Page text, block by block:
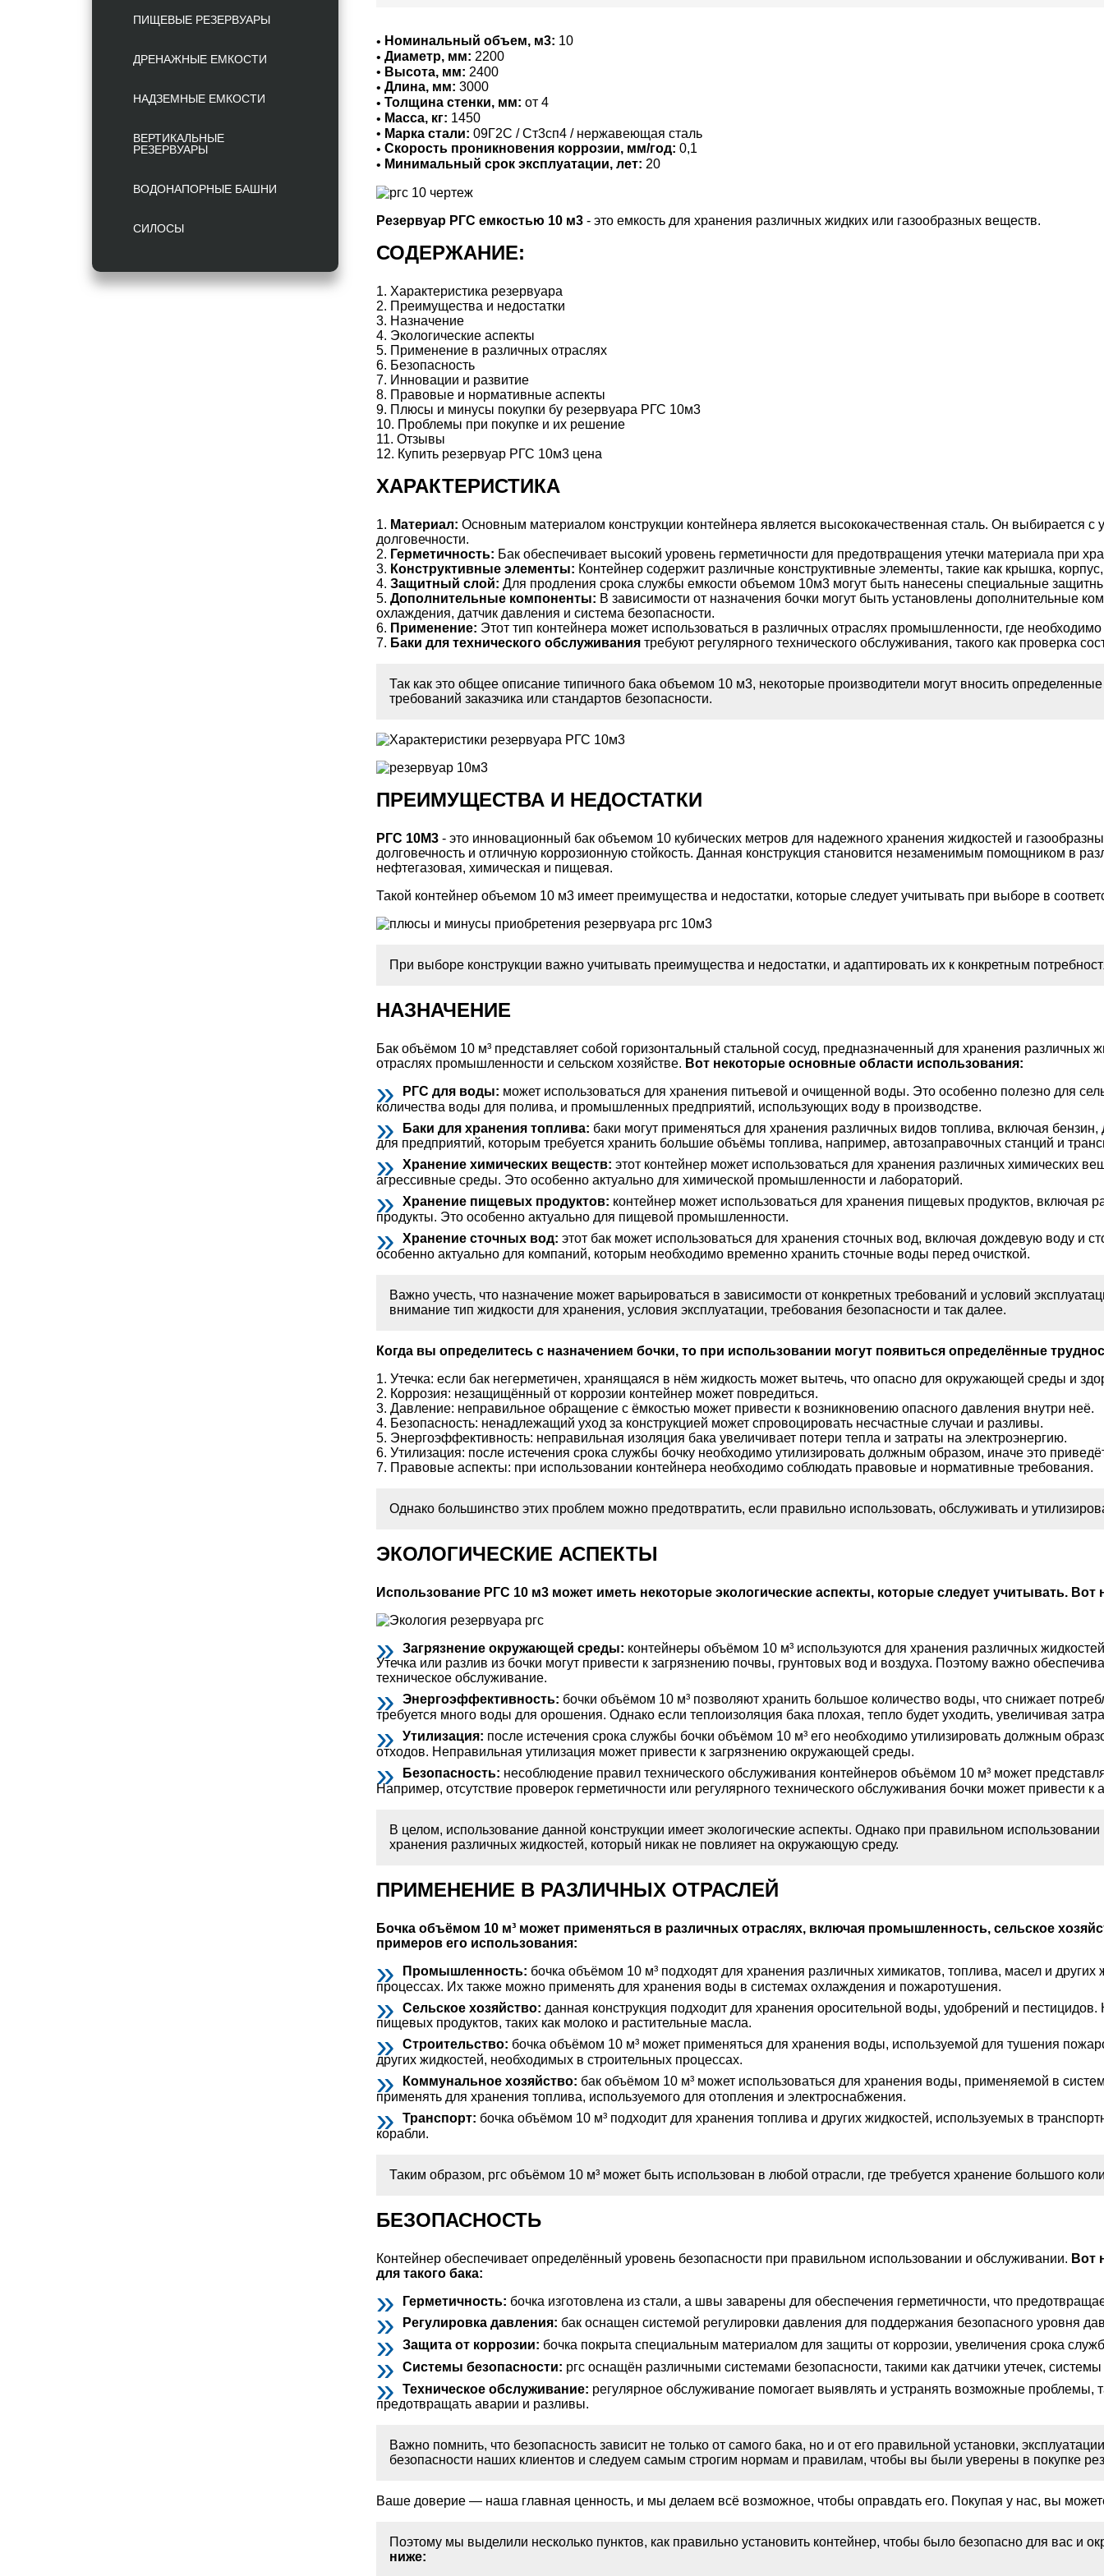
ПИЩЕВЫЕ РЕЗЕРВУАРЫ
ДРЕНАЖНЫЕ ЕМКОСТИ
НАДЗЕМНЫЕ ЕМКОСТИ
ВЕРТИКАЛЬНЫЕ
РЕЗЕРВУАРЫ
ВОДОНАПОРНЫЕ БАШНИ
СИЛОСЫ
Номинальный объем, м3: 10
Диаметр, мм: 2200
Высота, мм: 2400
Длина, мм: 3000
Толщина стенки, мм: от 4
Масса, кг: 1450
Марка стали: 09Г2С / Ст3сп4 / нержавеющая сталь
Скорость проникновения коррозии, мм/год: 0,1
Минимальный срок эксплуатации, лет: 20
Резервуар РГС емкостью 10 м3 - это емкость для хранения различных жидких или газообразных веществ.
СОДЕРЖАНИЕ:
Характеристика резервуара
Преимущества и недостатки
Назначение
Экологические аспекты
Применение в различных отраслях
Безопасность
Инновации и развитие
Правовые и нормативные аспекты
Плюсы и минусы покупки бу резервуара РГС 10м3
Проблемы при покупке и их решение
Отзывы
Купить резервуар РГС 10м3 цена
ХАРАКТЕРИСТИКА
Материал: Основным материалом конструкции контейнера является высококачественная сталь. Он выбирается с
долговечности.
Герметичность: Бак обеспечивает высокий уровень герметичности для предотвращения утечки материала при
Конструктивные элементы: Контейнер содержит различные конструктивные элементы, такие как крышка,
Защитный слой: Для продления срока службы емкости объемом 10м3 могут быть нанесены специальные
Дополнительные компоненты: В зависимости от назначения бочки могут быть установлены дополнительные
охлаждения, датчик давления и система безопасности.
Применение: Этот тип контейнера может использоваться в различных отраслях промышленности, где необходимо
Баки для технического обслуживания требуют регулярного технического обслуживания, такого как проверка
Так как это общее описание типичного бака объемом 10 м3, некоторые производители могут вносить
требований заказчика или стандартов безопасности.
ПРЕИМУЩЕСТВА И НЕДОСТАТКИ
РГС 10M3 - это инновационный бак объемом 10 кубических метров для надежного хранения жидкостей и
долговечность и отличную коррозионную стойкость. Данная конструкция становится незаменимым помощником в
нефтегазовая, химическая и пищевая.
Такой контейнер объемом 10 м3 имеет преимущества и недостатки, которые следует учитывать при выборе в
При выборе конструкции важно учитывать преимущества и недостатки, и адаптировать их к конкретным
НАЗНАЧЕНИЕ
Бак объёмом 10 м³ представляет собой горизонтальный стальной сосуд, предназначенный для хранения различных
отраслях промышленности и сельском хозяйстве. Вот некоторые основные области использования:
РГС для воды: может использоваться для хранения питьевой и очищенной воды. Это особенно полезно для
количества воды для полива, и промышленных предприятий, использующих воду в производстве.
Баки для хранения топлива: баки могут применяться для хранения различных видов топлива, включая
для предприятий, которым требуется хранить большие объёмы топлива, например, автозаправочных станций и
Хранение химических веществ: этот контейнер может использоваться для хранения различных химических
агрессивные среды. Это особенно актуально для химической промышленности и лабораторий.
Хранение пищевых продуктов: контейнер может использоваться для хранения пищевых продуктов, включая
продукты. Это особенно актуально для пищевой промышленности.
Хранение сточных вод: этот бак может использоваться для хранения сточных вод, включая дождевую воду
особенно актуально для компаний, которым необходимо временно хранить сточные воды перед очисткой.
Важно учесть, что назначение может варьироваться в зависимости от конкретных требований и условий
внимание тип жидкости для хранения, условия эксплуатации, требования безопасности и так далее.
Когда вы определитесь с назначением бочки, то при использовании могут появиться определённые
Утечка: если бак негерметичен, хранящаяся в нём жидкость может вытечь, что опасно для окружающей среды и
Коррозия: незащищённый от коррозии контейнер может повредиться.
Давление: неправильное обращение с ёмкостью может привести к возникновению опасного давления внутри неё.
Безопасность: ненадлежащий уход за конструкцией может спровоцировать несчастные случаи и разливы.
Энергоэффективность: неправильная изоляция бака увеличивает потери тепла и затраты на электроэнергию.
Утилизация: после истечения срока службы бочку необходимо утилизировать должным образом, иначе это
Правовые аспекты: при использовании контейнера необходимо соблюдать правовые и нормативные требования.
Однако большинство этих проблем можно предотвратить, если правильно использовать, обслуживать и
ЭКОЛОГИЧЕСКИЕ АСПЕКТЫ
Использование РГС 10 м3 может иметь некоторые экологические аспекты, которые следует учитывать. Вот
Загрязнение окружающей среды: контейнеры объёмом 10 м³ используются для хранения различных
Утечка или разлив из бочки могут привести к загрязнению почвы, грунтовых вод и воздуха. Поэтому важно
техническое обслуживание.
Энергоэффективность: бочки объёмом 10 м³ позволяют хранить большое количество воды, что снижает
требуется много воды для орошения. Однако если теплоизоляция бака плохая, тепло будет уходить, увеличивая
Утилизация: после истечения срока службы бочки объёмом 10 м³ его необходимо утилизировать должным
отходов. Неправильная утилизация может привести к загрязнению окружающей среды.
Безопасность: несоблюдение правил технического обслуживания контейнеров объёмом 10 м³ может
Например, отсутствие проверок герметичности или регулярного технического обслуживания бочки может привести
В целом, использование данной конструкции имеет экологические аспекты. Однако при правильном
хранения различных жидкостей, который никак не повлияет на окружающую среду.
ПРИМЕНЕНИЕ В РАЗЛИЧНЫХ ОТРАСЛЕЙ
Бочка объёмом 10 м³ может применяться в различных отраслях, включая промышленность, сельское
примеров его использования:
Промышленность: бочка объёмом 10 м³ подходят для хранения различных химикатов, топлива, масел и
процессах. Их также можно применять для хранения воды в системах охлаждения и пожаротушения.
Сельское хозяйство: данная конструкция подходит для хранения оросительной воды, удобрений и
пищевых продуктов, таких как молоко и растительные масла.
Строительство: бочка объёмом 10 м³ может применяться для хранения воды, используемой для тушения
других жидкостей, необходимых в строительных процессах.
Коммунальное хозяйство: бак объёмом 10 м³ может использоваться для хранения воды, применяемой в
применять для хранения топлива, используемого для отопления и электроснабжения.
Транспорт: бочка объёмом 10 м³ подходит для хранения топлива и других жидкостей, используемых в
корабли.
Таким образом, ргс объёмом 10 м³ может быть использован в любой отрасли, где требуется хранение большого
БЕЗОПАСНОСТЬ
Контейнер обеспечивает определённый уровень безопасности при правильном использовании и обслуживании. Вот
для такого бака:
Герметичность: бочка изготовлена из стали, а швы заварены для обеспечения герметичности, что
Регулировка давления: бак оснащен системой регулировки давления для поддержания безопасного уровня
Защита от коррозии: бочка покрыта специальным материалом для защиты от коррозии, увеличения срока
Системы безопасности: ргс оснащён различными системами безопасности, такими как датчики утечек,
Техническое обслуживание: регулярное обслуживание помогает выявлять и устранять возможные проблемы,
предотвращать аварии и разливы.
Важно помнить, что безопасность зависит не только от самого бака, но и от его правильной установки,
безопасности наших клиентов и следуем самым строгим нормам и правилам, чтобы вы были уверены в покупке
Ваше доверие — наша главная ценность, и мы делаем всё возможное, чтобы оправдать его. Покупая у нас, вы
Поэтому мы выделили несколько пунктов, как правильно установить контейнер, чтобы было безопасно для вас и
ниже: